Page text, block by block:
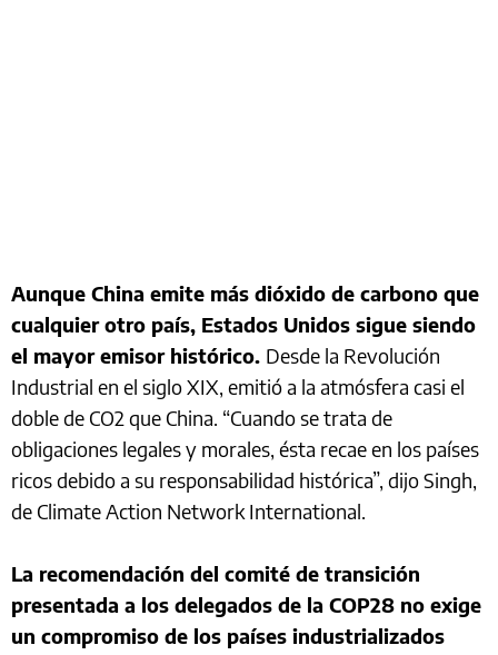
Aunque China emite más dióxido de carbono que
cualquier otro país, Estados Unidos sigue siendo
el mayor emisor histórico. Desde la Revolución
Industrial en el siglo XIX, emitió a la atmósfera casi el
doble de CO2 que China. “Cuando se trata de
obligaciones legales y morales, ésta recae en los países
ricos debido a su responsabilidad histórica”, dijo Singh,
de Climate Action Network International.
La recomendación del comité de transición
presentada a los delegados de la COP28 no exige
un compromiso de los países industrializados